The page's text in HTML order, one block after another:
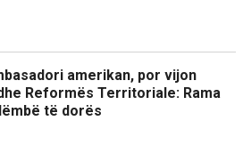
amerikan, por vijon
Reformës Territoriale: Rama
të dorës